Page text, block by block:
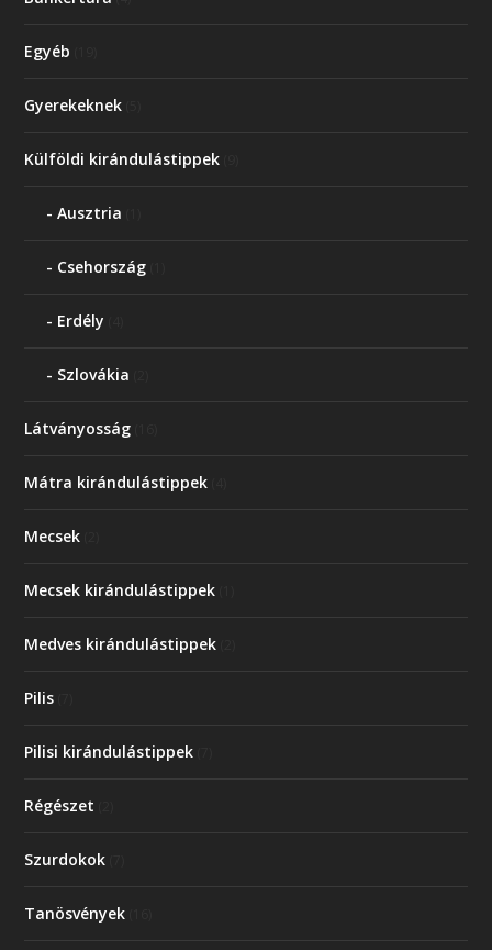
Egyéb
Gyerekeknek
Külföldi kirándulástippek
Ausztria
Csehország
Erdély
Szlovákia
Látványosság
Mátra kirándulástippek
Mecsek
Mecsek kirándulástippek
Medves kirándulástippek
Pilis
Pilisi kirándulástippek
Régészet
Szurdokok
Tanösvények